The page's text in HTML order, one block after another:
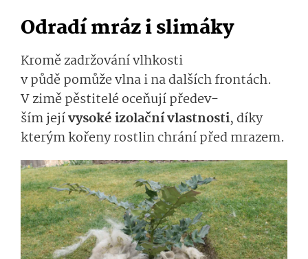
Odradímráz islimáky
Kromě zadržování vlhkosti
v půděpomůževlnai na dalších frontách.
V zimě pěstitelé oceňujípředev­
šímjejívyso­kéizolační vlastnosti, díky
kterým kořeny rostlinchránípřed mrazem.